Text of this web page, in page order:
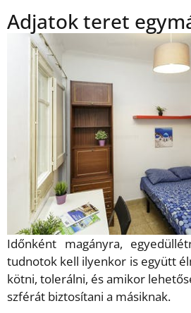
Adjatok teret
Időnként magányra,
tudnotok kell ilyenkor is együtt
kötni, tolerálni, és amikor
szférát biztosítani a másiknak.